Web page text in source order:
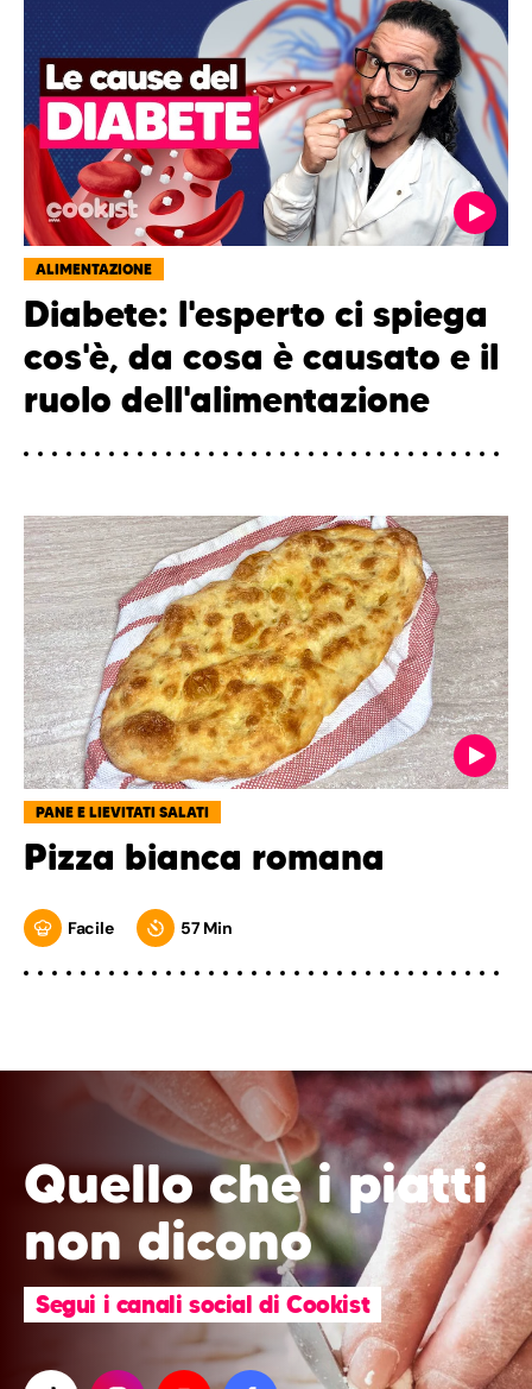
ALIMENTAZIONE
Diabete: l'esperto ci spiega
cos'è, da cosa è causato e il
ruolo dell'alimentazione
PANE E LIEVITATI SALATI
Pizza bianca romana
Facile 57 Min
Quello che i piatti
non dicono
Segui i canali social di Cookist